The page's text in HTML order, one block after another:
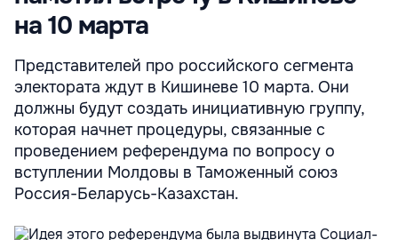
на 10 марта
Представителей про российского сегмента
электората ждут в Кишиневе 10 марта. Они
должны будут создать инициативную группу,
которая начнет процедуры, связанные с
проведением референдума по вопросу о
вступлении Молдовы в Таможенный союз
Россия-Беларусь-Казахстан.